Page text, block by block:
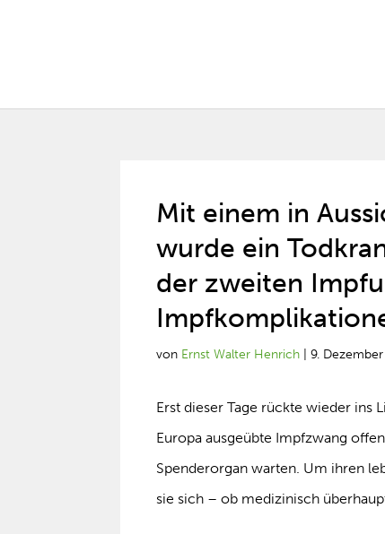
Mit einem in
wurde ein
der zweiten
von Ernst Walter Henrich |9.
Erst dieser Tage rückte wieder ins
Europa ausgeübte Impfzwang
Spenderorgan warten. Um ihren
sie sich – ob medizinisch